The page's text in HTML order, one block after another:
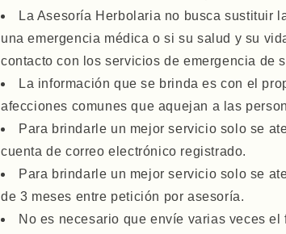
La Asesoría Herbolaria no busca sustituir
una emergencia médica o si su salud y su
contacto con los servicios de emergencia de
La información que se brinda es con el
afecciones comunes que aquejan a las
Para brindarle un mejor servicio solo se
cuenta de correo electrónico registrado.
Para brindarle un mejor servicio solo se
de 3 meses entre petición por asesoría.
No es necesario que envíe varias veces